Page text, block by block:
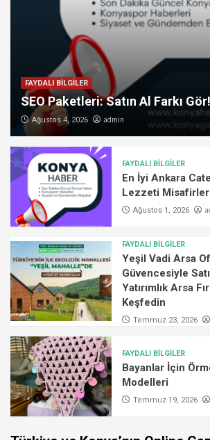
FAYDALI BİLGİLER
SEO Paketleri: Satın Al Farkı Gör!
Ağustos 4, 2026 admin
FAYDALI BİLGİLER
En İyi Ankara
Lezzeti
Ağustos 1, 2026
FAYDALI BİLGİLER
Yeşil Vadi Arsa
Güvencesiyle
Yatırımlık Arsa
Keşfedin
Temmuz 23, 2026
FAYDALI BİLGİLER
Bayanlar İçin
Modelleri
Temmuz 19, 2026